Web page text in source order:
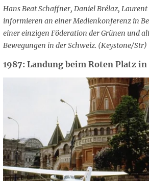
Hans Beat Schaffner, Daniel Brélaz, Laurent
informieren an einer Medienkonferenz in
einer einzigen Föderation der Grünen und
Bewegungen in der Schweiz. (Keystone/Str)
1987: Landung beim Roten Platz in